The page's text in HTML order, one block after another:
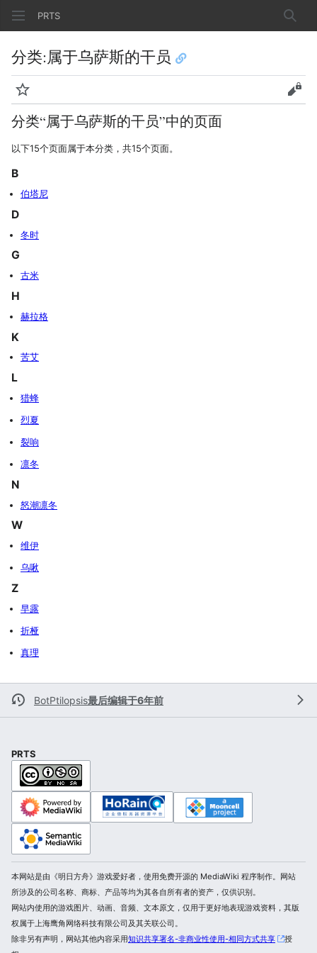
PRTS 搜索
分类:属于乌萨斯的干员
监视 查看
分类“属于乌萨斯的干员”中的页面
以下15个页面属于本分类，共15个页面。
B
伯塔尼
D
冬时
G
古米
H
赫拉格
K
苦艾
L
猎蜂
烈夏
裂响
凛冬
N
怒潮凛冬
W
维伊
乌啾
Z
早露
折桠
真理
BotPtilopsis最后编辑于6年前
PRTS
本网站是由《明日方舟》游戏爱好者，使用免费开源的 MediaWiki 程序制作。网站
所涉及的公司名称、商标、产品等均为其各自所有者的资产，仅供识别。
网站内使用的游戏图片、动画、音频、文本原文，仅用于更好地表现游戏资料，其版
权属于上海鹰角网络科技有限公司及其关联公司。
除非另有声明，网站其他内容采用知识共享署名-非商业性使用-相同方式共享
授